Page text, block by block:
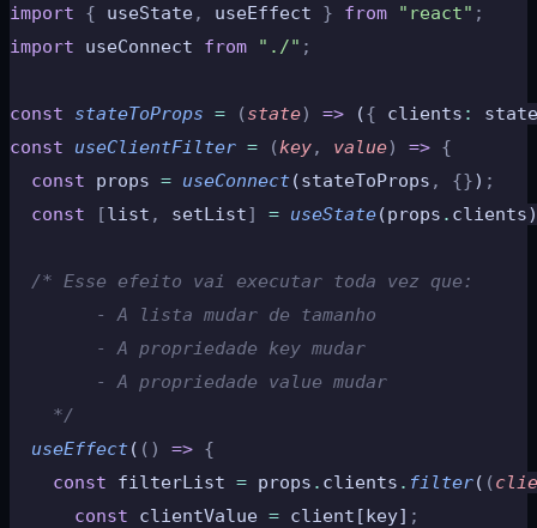
import { useState, useEffect } from "react" ;
import useConnect from "./" ;
const stateToProps = (state) => ({ clients :
state
const useClientFilter = (key, value) => {
  const
props = useConnect(stateToProps , {}) ;
  const
[list , setList] = useState(props . clients)
  /* Esse efeito vai executar toda vez que:
        - A lista mudar de tamanho
        - A propriedade key mudar
        - A propriedade value mudar
    */
  useEffect
( () => {
    const
filterList = props . clients . filter( (
      const
clientValue = client[key] ;